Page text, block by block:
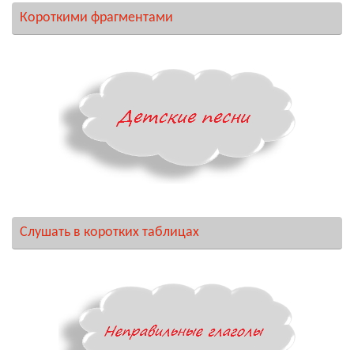
Короткими фрагментами
Слушать в коротких таблицах